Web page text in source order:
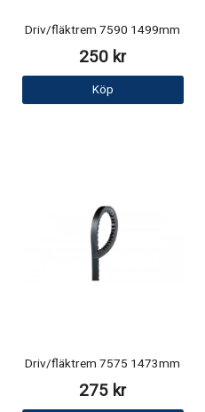
Driv/fläktrem 7590 1499mm
250 kr
Köp
Driv/fläktrem 7575 1473mm
275 kr